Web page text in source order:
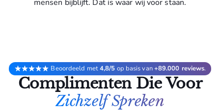
mensen bijblijft. Dat is waar wij voor staan.
Beoordeeld met4,8/5 op basis van+89.000 reviews.
Complimenten Die Voor
Zichzelf Spreken